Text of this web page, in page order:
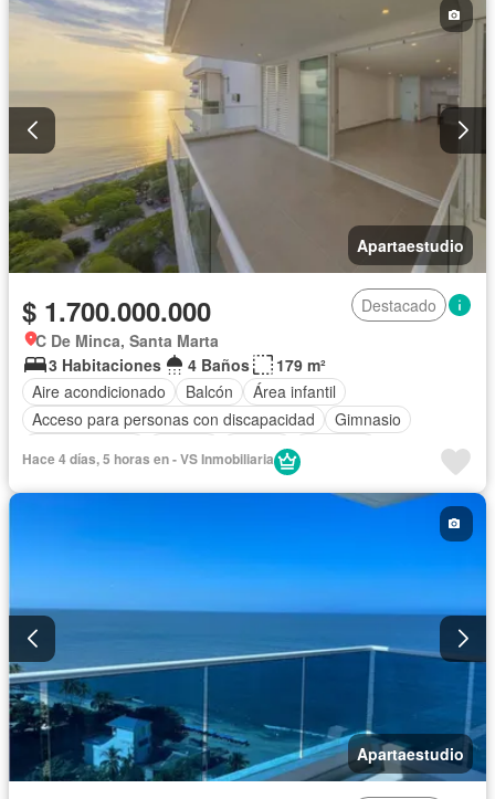
Apartaestudio
$ 1.700.000.000
Destacado
C De Minca, Santa Marta
3 Habitaciones
4 Baños
179 m²
Aire acondicionado
Balcón
Área infantil
Acceso para personas con discapacidad
Gimnasio
Jacuzzi
Sauna
Hace 4 días, 5 horas en - VS Inmobiliaria
Apartaestudio